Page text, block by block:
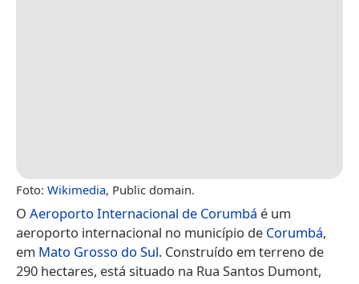
Foto: Wikimedia, Public domain.
O Aeroporto Internacional de Corumbá é um
aeroporto internacional no município de Corumbá,
em Mato Grosso do Sul. Construído em terreno de
290 hectares, está situado na Rua Santos Dumont,